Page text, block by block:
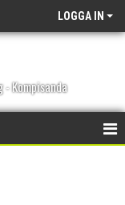
LOGGA IN
Kompisanda